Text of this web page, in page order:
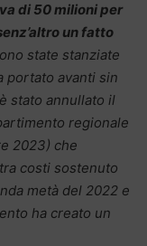
di 50 milioni per
un fatto
state stanziate
portato avanti sin
stato annullato il
regionale
2023) che
costi sostenuto
metà del 2022 e
ha creato un